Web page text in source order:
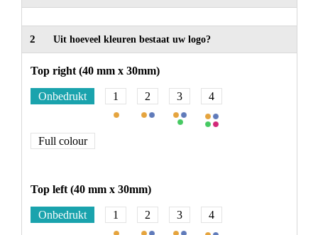
2 Uit hoeveel kleuren bestaat uw logo?
Top right (40 mm x 30mm)
Onbedrukt 1 2 3 4
Full colour
Top left (40 mm x 30mm)
Onbedrukt 1 2 3 4